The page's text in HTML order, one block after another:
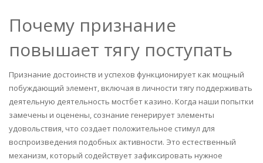
Почему признание
повышает тягу поступать
Признание достоинств и успехов функционирует как мощный
побуждающий элемент, включая в личности тягу поддерживать
деятельную деятельность мостбет казино. Когда наши попытки
замечены и оценены, сознание генерирует элементы
удовольствия, что создает положительное стимул для
воспроизведения подобных активности. Это естественный
механизм, который содействует зафиксировать нужное